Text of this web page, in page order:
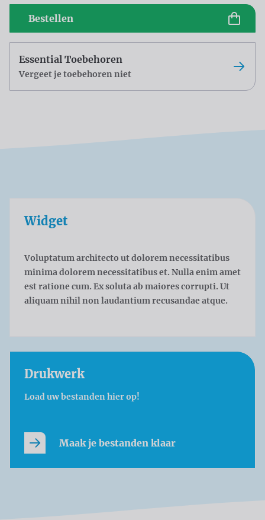
Bestellen
Essential Toebehoren
Vergeet je toebehoren niet
Widget
Voluptatum architecto ut dolorem necessitatibus
minima dolorem necessitatibus et. Nulla enim amet
est ratione cum. Ex soluta ab maiores corrupti. Ut
aliquam nihil non laudantium recusandae atque.
Drukwerk
Load uw bestanden hier op!
Maak je bestanden klaar